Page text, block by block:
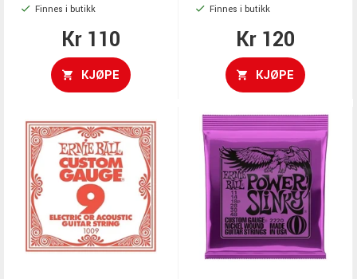
Finnes i butikk
Kr 110
KJØPE
Finnes i butikk
Kr 120
KJØPE